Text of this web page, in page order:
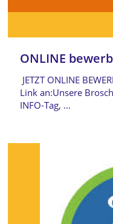
ONLINE
JETZT ONLINE
Link an:Unsere
INFO-Tag, ...